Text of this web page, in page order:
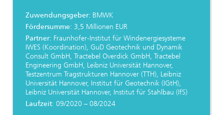
Zuwendungsgeber: BMWK
Fördersumme: 3,5 Millionen EUR
Partner: Fraunhofer-Institut für Windenergiesysteme
IWES (Koordination), GuD Geotechnik und Dynamik
Consult GmbH, Tractebel Overdick GmbH, Tractebel
Engineering GmbH, Leibniz Universität Hannover,
Testzentrum Tragstrukturen Hannover (TTH), Leibniz
Universität Hannover, Institut für Geotechnik (IGtH),
Leibniz Universität Hannover, Institut für Stahlbau (IfS)
Laufzeit: 09/2020 – 08/2024